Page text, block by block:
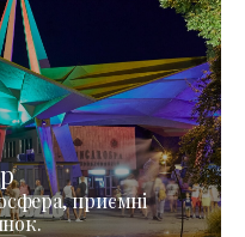
приємні